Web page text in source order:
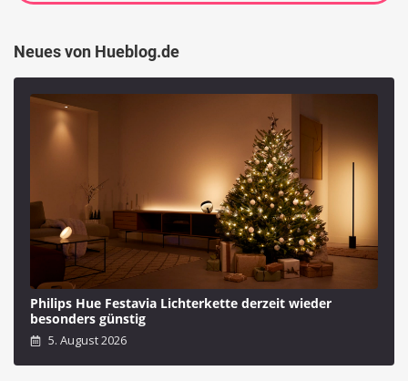
Neues von Hueblog.de
Philips Hue Festavia Lichterkette derzeit wieder
besonders günstig
5. August 2026